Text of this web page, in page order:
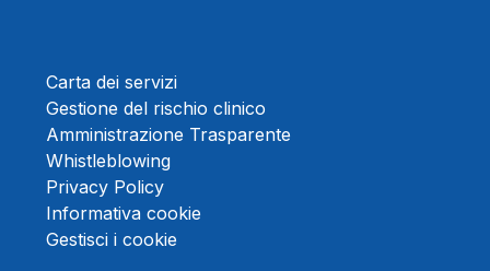
Carta dei servizi
Gestione del rischio clinico
Amministrazione Trasparente
Whistleblowing
Privacy Policy
Informativa cookie
Gestisci i cookie